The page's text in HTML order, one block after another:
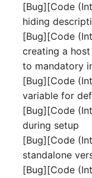
[Bug][Code
hiding
[Bug][Code
creating a
to mandatory
[Bug][Code
variable for
[Bug][Code
during setup
[Bug][Code
standalone
[Bug][Code